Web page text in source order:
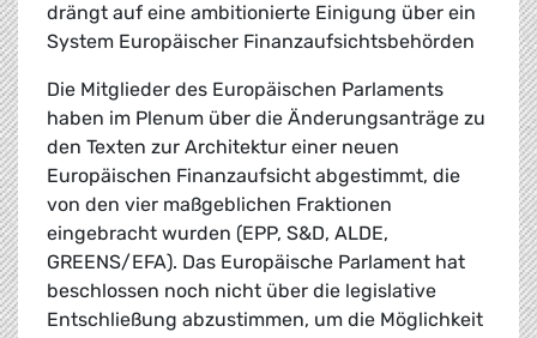
drängt auf eine ambitionierte Einigung über ein
System Europäischer Finanzaufsichtsbehörden
Die Mitglieder des Europäischen Parlaments
haben im Plenum über die Änderungsanträge zu
den Texten zur Architektur einer neuen
Europäischen Finanzaufsicht abgestimmt, die
von den vier maßgeblichen Fraktionen
eingebracht wurden (EPP, S&D, ALDE,
GREENS/EFA). Das Europäische Parlament hat
beschlossen noch nicht über die legislative
Entschließung abzustimmen, um die Möglichkeit